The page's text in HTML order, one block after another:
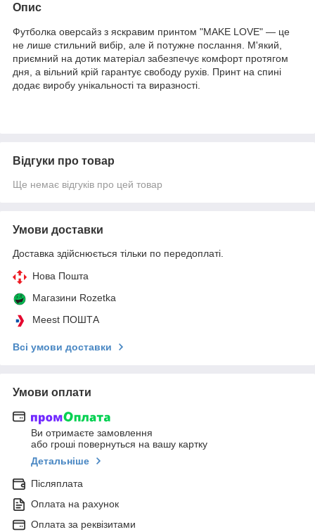
Опис
Футболка оверсайз з яскравим принтом "MAKE LOVE" — це
не лише стильний вибір, але й потужне послання. М'який,
приємний на дотик матеріал забезпечує комфорт протягом
дня, а вільний крій гарантує свободу рухів. Принт на спині
додає виробу унікальності та виразності.
Відгуки про товар
Ще немає відгуків про цей товар
Умови доставки
Доставка здійснюється тільки по передоплаті.
Нова Пошта
Магазини Rozetka
Meest ПОШТА
Всі умови доставки
Умови оплати
Ви отримаєте замовлення
або гроші повернуться на вашу картку
Детальніше
Післяплата
Оплата на рахунок
Оплата за реквізитами